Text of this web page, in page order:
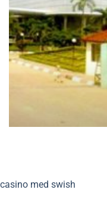
casino med swish